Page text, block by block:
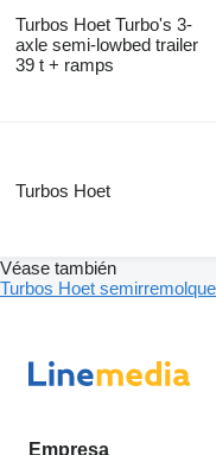
Turbos Hoet Turbo's 3-
axle semi-lowbed trailer
39 t + ramps
Turbos Hoet
Véase también
Turbos Hoet
Empresa